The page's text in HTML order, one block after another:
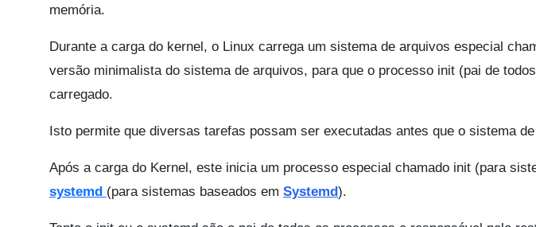
memória.
Durante a carga do kernel, o Linux carrega um sistema de arquivos especial
versão minimalista do sistema de arquivos, para que o processo init (pai de
carregado.
Isto permite que diversas tarefas possam ser executadas antes que o sistema
Após a carga do Kernel, este inicia um processo especial chamado init (para
systemd (para sistemas baseados em Systemd).